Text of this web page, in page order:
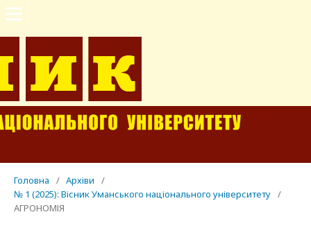
Головна / Архіви
/
№ 1 (2025): Вісник Уманського національного університету /
АГРОНОМІЯ